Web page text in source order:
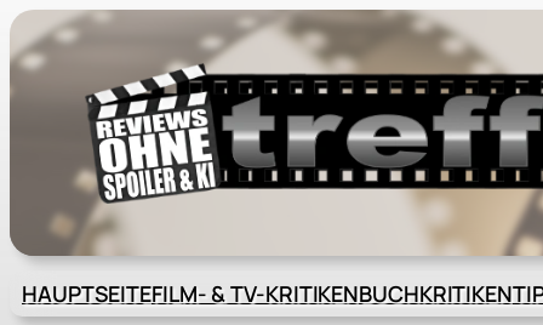
Zum
Inhalt
springen
HAUPTSEITEFILM- & TV-KRITIKENBUCHKRITIKEN